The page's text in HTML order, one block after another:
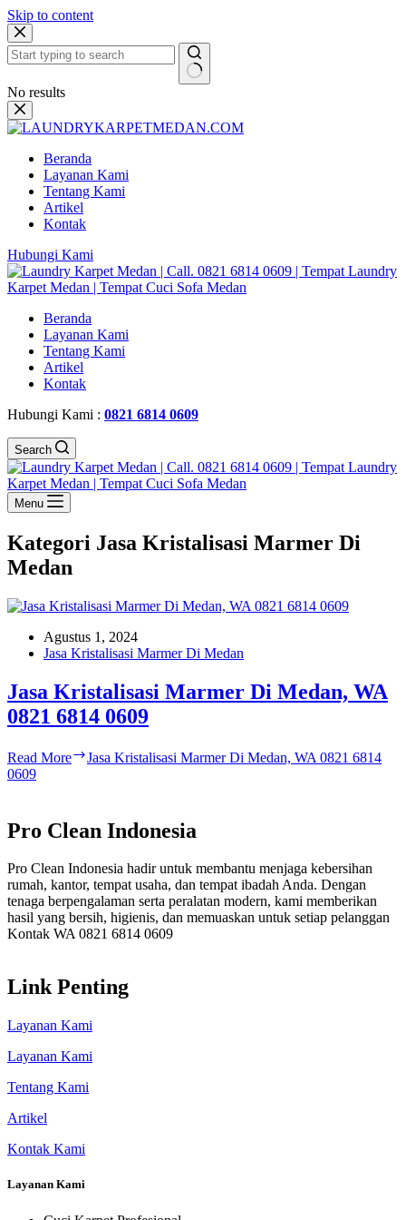
Skip to content
No results
Beranda
Layanan Kami
Tentang Kami
Artikel
Kontak
Hubungi Kami
Beranda
Layanan Kami
Tentang Kami
Artikel
Kontak
Hubungi Kami : 0821 6814 0609
Search
Menu
Kategori Jasa Kristalisasi Marmer Di
Medan
Agustus 1, 2024
Jasa Kristalisasi Marmer Di Medan
Jasa Kristalisasi Marmer Di Medan, WA
0821 6814 0609
Read More
Jasa Kristalisasi Marmer Di Medan, WA 0821 6814
0609
Pro Clean Indonesia
Pro Clean Indonesia hadir untuk membantu menjaga kebersihan
rumah, kantor, tempat usaha, dan tempat ibadah Anda. Dengan
tenaga berpengalaman serta peralatan modern, kami memberikan
hasil yang bersih, higienis, dan memuaskan untuk setiap pelanggan
Kontak WA 0821 6814 0609
Link Penting
Layanan Kami
Layanan Kami
Tentang Kami
Artikel
Kontak Kami
Layanan Kami